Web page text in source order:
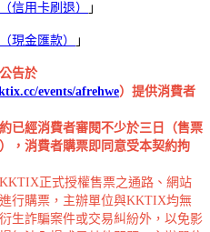
信用卡刷退） 」
現金匯款） 」
告於
events/afrehwe）提供消費者
已經消費者審閱不少於三日（售票
，消費者購票即同意受本契約拘
正式授權售票之通路、網站
行購票，主辦單位與KKTIX均無
生詐騙案件或交易糾紛外，以免影